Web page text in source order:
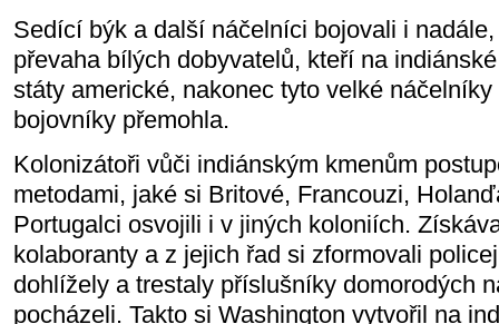
Sedící býk a další náčelníci bojovali i
převaha bílých dobyvatelů, kteří na
státy americké, nakonec tyto velké
bojovníky přemohla.
Kolonizátoři vůči indiánským kmenům
metodami, jaké si Britové, Francouzi,
Portugalci osvojili i v jiných koloniích.
kolaboranty a z jejich řad si zformovali
dohlížely a trestaly příslušníky domorodých
pocházeli. Takto si Washington vytvořil na